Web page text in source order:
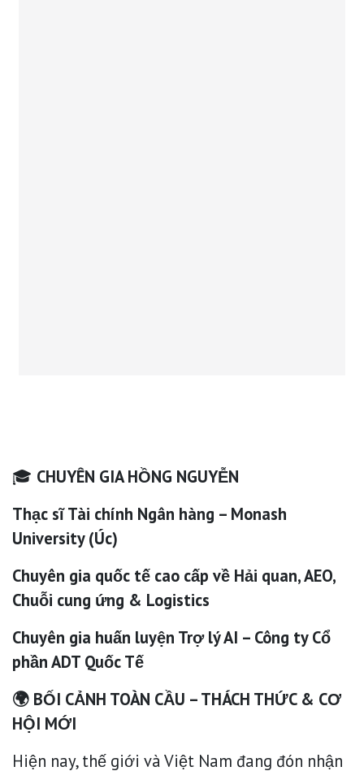
🎓 CHUYÊN GIA HỒNG NGUYỄN
Thạc sĩ Tài chính Ngân hàng – Monash
University (Úc)
Chuyên gia quốc tế cao cấp về Hải quan, AEO,
Chuỗi cung ứng & Logistics
Chuyên gia huấn luyện Trợ lý AI – Công ty Cổ
phần ADT Quốc Tế
🌍 BỐI CẢNH TOÀN CẦU – THÁCH THỨC & CƠ
HỘI MỚI
Hiện nay, thế giới và Việt Nam đang đón nhận